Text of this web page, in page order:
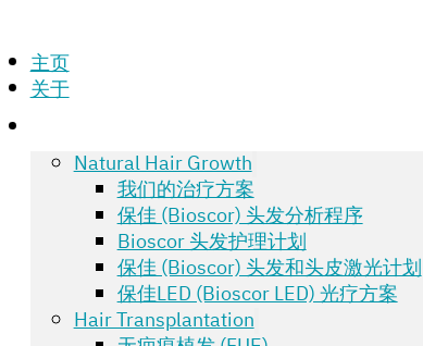
主页
关于
Natural Hair Growth
我们的治疗方案
保佳 (Bioscor) 头发分析程序
Bioscor 头发护理计划
保佳 (Bioscor) 头发和头皮激光计划
保佳LED (Bioscor LED) 光疗方案
Hair Transplantation